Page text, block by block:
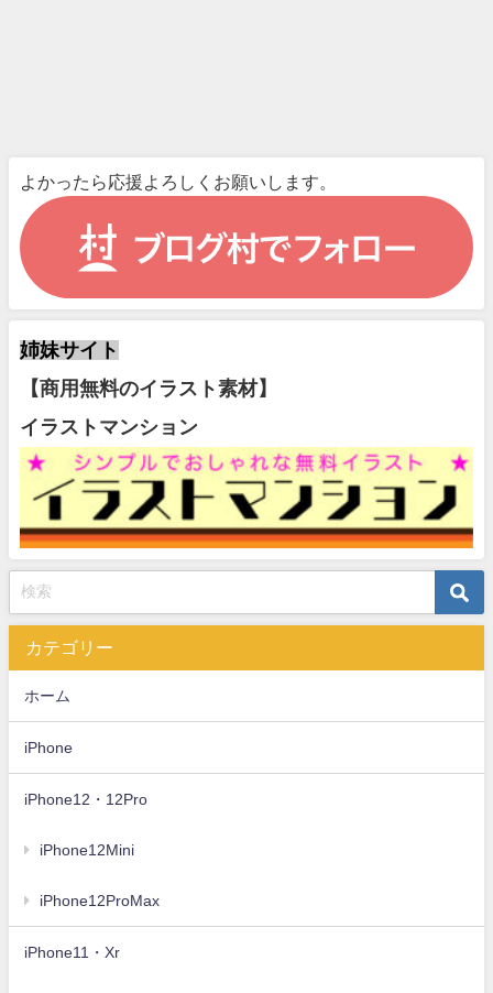
よかったら応援よろしくお願いします。
姉妹サイト
【商用無料のイラスト素材】
イラストマンション
カテゴリー
ホーム
iPhone
iPhone12・12Pro
iPhone12Mini
iPhone12ProMax
iPhone11・Xr